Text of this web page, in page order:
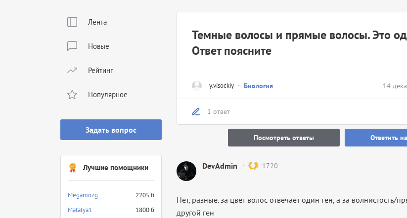
Лента
Новые
Рейтинг
Популярное
Задать вопрос
Лучшие помощники
Megamozg
2205 б
Matalya1
1800 б
y.visockiy · Биология 14
Темные волосы и прямые волосы. Это
Ответ поясните
1 ответ
Посмотреть ответы Ответить
DevAdmin 1720
Нет, разные. за цвет волос отвечает один ген, а за волнистость/
другой ген